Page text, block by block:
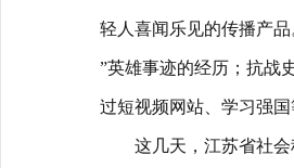
轻人喜闻乐见的传播产
”英雄事迹的经历；抗战
过短视频网站、学习强
这几天，江苏省社会科